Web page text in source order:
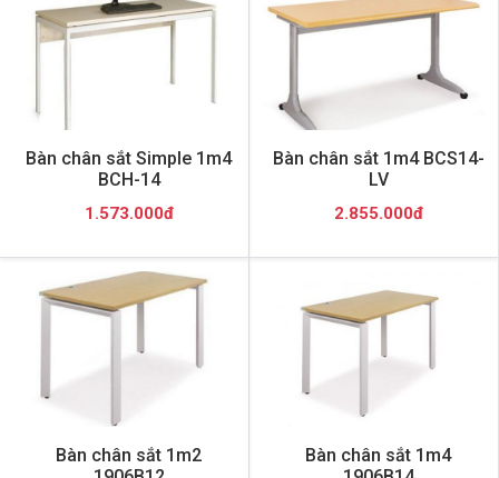
Bàn chân sắt Simple 1m4
BCH-14
1.573.000đ
Bàn chân sắt 1m4 BCS14-
LV
2.855.000đ
Bàn chân sắt 1m2
Bàn chân sắt 1m4